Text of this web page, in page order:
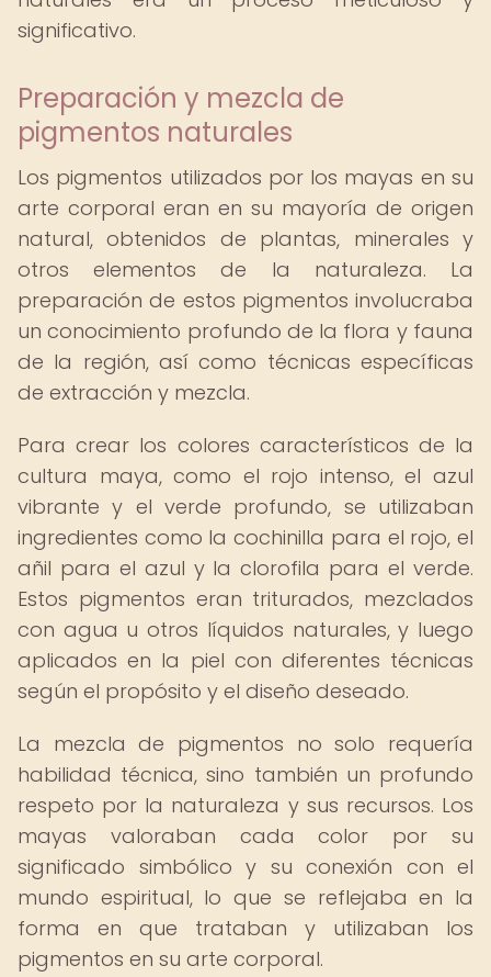
significativo.
Preparación y mezcla de
pigmentos naturales
Los pigmentos utilizados por los mayas en su
arte corporal eran en su mayoría de origen
natural, obtenidos de plantas, minerales y
otros elementos de la naturaleza. La
preparación de estos pigmentos involucraba
un conocimiento profundo de la flora y fauna
de la región, así como técnicas específicas
de extracción y mezcla.
Para crear los colores característicos de la
cultura maya, como el rojo intenso, el azul
vibrante y el verde profundo, se utilizaban
ingredientes como la cochinilla para el rojo, el
añil para el azul y la clorofila para el verde.
Estos pigmentos eran triturados, mezclados
con agua u otros líquidos naturales, y luego
aplicados en la piel con diferentes técnicas
según el propósito y el diseño deseado.
La mezcla de pigmentos no solo requería
habilidad técnica, sino también un profundo
respeto por la naturaleza y sus recursos. Los
mayas valoraban cada color por su
significado simbólico y su conexión con el
mundo espiritual, lo que se reflejaba en la
forma en que trataban y utilizaban los
pigmentos en su arte corporal.